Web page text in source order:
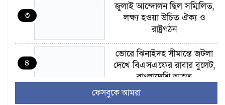
৩
জুলাই আন্দোলন ছিল সম্মিলিত,
লক্ষ্য হওয়া উচিত ঐক্য ও
রাষ্ট্রগঠন
৪
ভোরে ঝিনাইদহ সীমান্তে জটলা
দেখে বিএসএফের রাবার বুলেট,
বাংলাদেশি আহত
চুয়াডাঙ্গা/ প্রথম স্ত্রীকে নিয়ে
ফেসবুকে আমরা